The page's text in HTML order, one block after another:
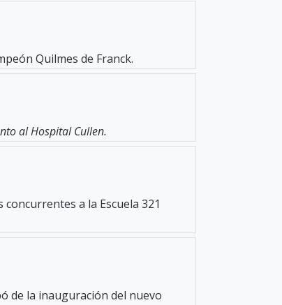
Quilmes de Franck.
al Hospital Cullen.
a la Escuela 321
de la inauguración del nuevo